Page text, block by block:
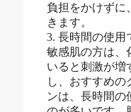
負担をかけずに
きます。
3. 長時間の使用
敏感肌の方は、
いると刺激が増
し、おすすめの
ンは、長時間の